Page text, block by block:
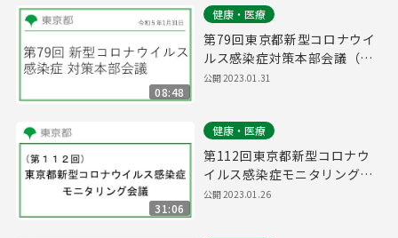
08:48
健康・医療
第79回東京都新型コロナウイ
ルス感染症対策本部会議（令
和5年1月31日 16時15分～）
公開2023.01.31
31:06
健康・医療
第112回東京都新型コロナウ
イルス感染症モニタリング会
議(令和5年1月26日16時15分
公開2023.01.26